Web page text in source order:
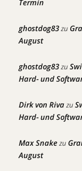
Termin
ghostdog83zu
August
ghostdog83zu
Hard- und
Dirk von Rivazu
Hard- und
Max Snakezu
August